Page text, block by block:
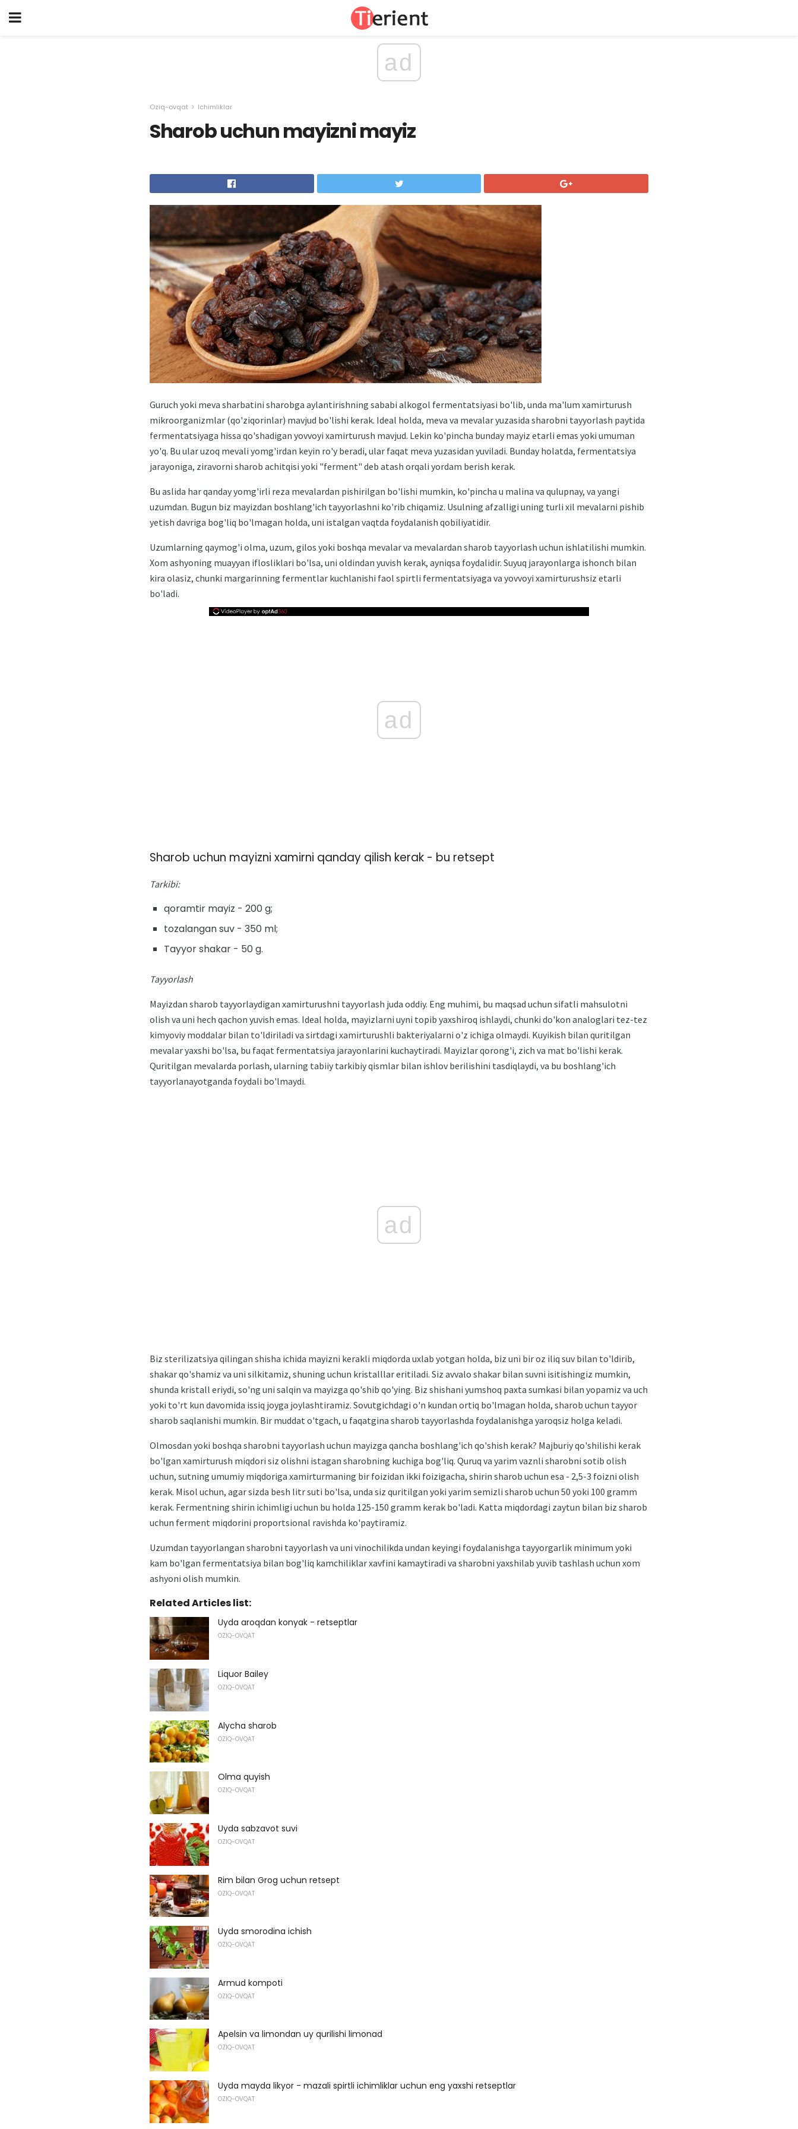
ad
Oziq-ovqat Ichimliklar
Sharob uchun mayizni mayiz
Guruch yoki meva sharbatini sharobga aylantirishning sababi alkogol fermentatsiyasi bo'lib, unda ma'lum xamirturush
mikroorganizmlar (qo'ziqorinlar) mavjud bo'lishi kerak. Ideal holda, meva va mevalar yuzasida sharobni tayyorlash paytida
fermentatsiyaga hissa qo'shadigan yovvoyi xamirturush mavjud. Lekin ko'pincha bunday mayiz etarli emas yoki umuman
yo'q. Bu ular uzoq mevali yomg'irdan keyin ro'y beradi, ular faqat meva yuzasidan yuviladi. Bunday holatda, fermentatsiya
jarayoniga, ziravorni sharob achitqisi yoki "ferment" deb atash orqali yordam berish kerak.
Bu aslida har qanday yomg'irli reza mevalardan pishirilgan bo'lishi mumkin, ko'pincha u malina va qulupnay, va yangi
uzumdan. Bugun biz mayizdan boshlang'ich tayyorlashni ko'rib chiqamiz. Usulning afzalligi uning turli xil mevalarni pishib
yetish davriga bog'liq bo'lmagan holda, uni istalgan vaqtda foydalanish qobiliyatidir.
Uzumlarning qaymog'i olma, uzum, gilos yoki boshqa mevalar va mevalardan sharob tayyorlash uchun ishlatilishi mumkin.
Xom ashyoning muayyan iflosliklari bo'lsa, uni oldindan yuvish kerak, ayniqsa foydalidir. Suyuq jarayonlarga ishonch bilan
kira olasiz, chunki margarinning fermentlar kuchlanishi faol spirtli fermentatsiyaga va yovvoyi xamirturushsiz etarli
bo'ladi.
ad
Sharob uchun mayizni xamirni qanday qilish kerak - bu retsept
Tarkibi:
qoramtir mayiz - 200 g;
tozalangan suv - 350 ml;
Tayyor shakar - 50 g.
Tayyorlash
Mayizdan sharob tayyorlaydigan xamirturushni tayyorlash juda oddiy. Eng muhimi, bu maqsad uchun sifatli mahsulotni
olish va uni hech qachon yuvish emas. Ideal holda, mayizlarni uyni topib yaxshiroq ishlaydi, chunki do'kon analoglari tez-tez
kimyoviy moddalar bilan to'ldiriladi va sirtdagi xamirturushli bakteriyalarni o'z ichiga olmaydi. Kuyikish bilan quritilgan
mevalar yaxshi bo'lsa, bu faqat fermentatsiya jarayonlarini kuchaytiradi. Mayizlar qorong'i, zich va mat bo'lishi kerak.
Quritilgan mevalarda porlash, ularning tabiiy tarkibiy qismlar bilan ishlov berilishini tasdiqlaydi, va bu boshlang'ich
tayyorlanayotganda foydali bo'lmaydi.
ad
Biz sterilizatsiya qilingan shisha ichida mayizni kerakli miqdorda uxlab yotgan holda, biz uni bir oz iliq suv bilan to'ldirib,
shakar qo'shamiz va uni silkitamiz, shuning uchun kristalllar eritiladi. Siz avvalo shakar bilan suvni isitishingiz mumkin,
shunda kristall eriydi, so'ng uni salqin va mayizga qo'shib qo'ying. Biz shishani yumshoq paxta sumkasi bilan yopamiz va uch
yoki to'rt kun davomida issiq joyga joylashtiramiz. Sovutgichdagi o'n kundan ortiq bo'lmagan holda, sharob uchun tayyor
sharob saqlanishi mumkin. Bir muddat o'tgach, u faqatgina sharob tayyorlashda foydalanishga yaroqsiz holga keladi.
Olmosdan yoki boshqa sharobni tayyorlash uchun mayizga qancha boshlang'ich qo'shish kerak? Majburiy qo'shilishi kerak
bo'lgan xamirturush miqdori siz olishni istagan sharobning kuchiga bog'liq. Quruq va yarim vaznli sharobni sotib olish
uchun, sutning umumiy miqdoriga xamirturmaning bir foizidan ikki foizigacha, shirin sharob uchun esa - 2,5-3 foizni olish
kerak. Misol uchun, agar sizda besh litr suti bo'lsa, unda siz quritilgan yoki yarim semizli sharob uchun 50 yoki 100 gramm
kerak. Fermentning shirin ichimligi uchun bu holda 125-150 gramm kerak bo'ladi. Katta miqdordagi zaytun bilan biz sharob
uchun ferment miqdorini proportsional ravishda ko'paytiramiz.
Uzumdan tayyorlangan sharobni tayyorlash va uni vinochilikda undan keyingi foydalanishga tayyorgarlik minimum yoki
kam bo'lgan fermentatsiya bilan bog'liq kamchiliklar xavfini kamaytiradi va sharobni yaxshilab yuvib tashlash uchun xom
ashyoni olish mumkin.
Related Articles list:
Uyda aroqdan konyak - retseptlar
OZIQ-OVQAT
Liquor Bailey
OZIQ-OVQAT
Alycha sharob
OZIQ-OVQAT
Olma quyish
OZIQ-OVQAT
Uyda sabzavot suvi
OZIQ-OVQAT
Rim bilan Grog uchun retsept
OZIQ-OVQAT
Uyda smorodina ichish
OZIQ-OVQAT
Armud kompoti
OZIQ-OVQAT
Apelsin va limondan uy qurilishi limonad
OZIQ-OVQAT
Uyda mayda likyor - mazali spirtli ichimliklar uchun eng yaxshi retseptlar
OZIQ-OVQAT